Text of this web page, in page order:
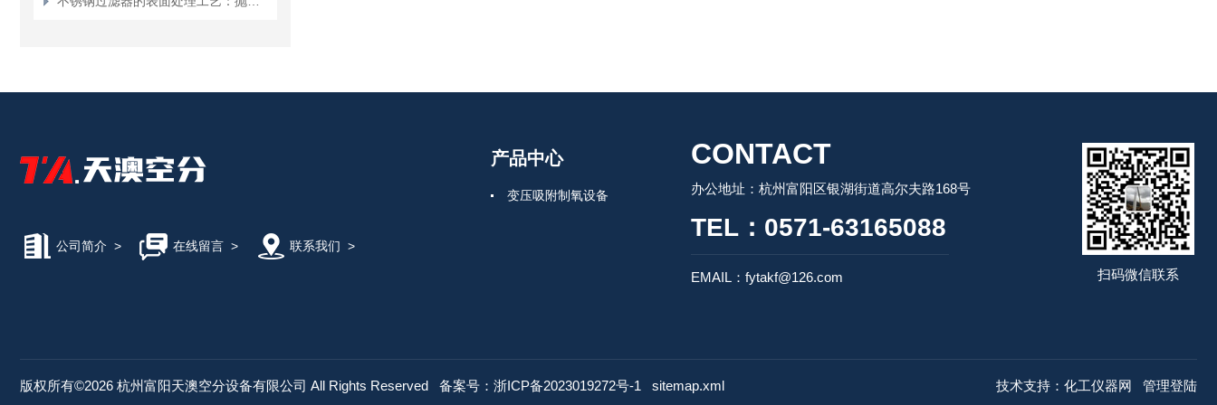
公司简介 > 在线留言> 联系我们 >
产品中心
变压吸附制氧设备
CONTACT
办公地址：杭州富阳区银湖街道高尔夫路168号
TEL：0571-63165088
EMAIL：fytakf@126.com 扫码微信联系
版权所有©2026 杭州富阳天澳空分设备有限公司 All Rights Reserved 备案号：浙ICP备2023019272号-1 sitemap.xml 技术支持： 化工仪器网 管理登陆